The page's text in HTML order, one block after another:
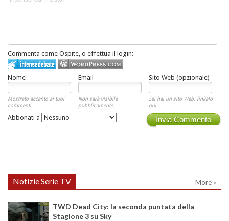
Commenta come Ospite, o effettua il login:
Nome Email Sito Web (opzionale)
Mostrato accanto ai tuoi
commenti.
Non sarà visibile
pubblicamente.
Sei hai un sito Web, linkalo
qui.
Invia Commento
Abbonati a
Notizie Serie TV More »
TWD Dead City: la seconda puntata della
Stagione 3 su Sky